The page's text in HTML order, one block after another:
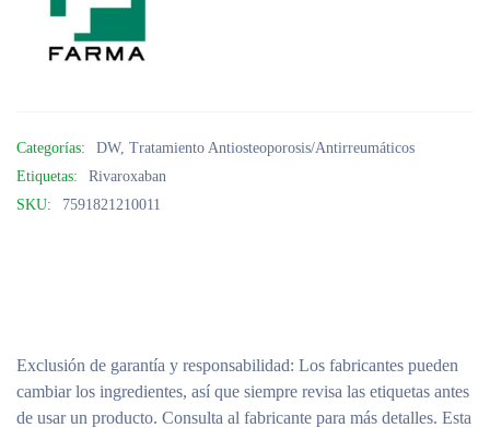
Categorías: DW, Tratamiento Antiosteoporosis/Antirreumáticos
Etiquetas:
Rivaroxaban
SKU:
7591821210011
Exclusión de garantía y responsabilidad: Los fabricantes pueden
cambiar los ingredientes, así que siempre revisa las etiquetas antes
de usar un producto. Consulta al fabricante para más detalles. Esta